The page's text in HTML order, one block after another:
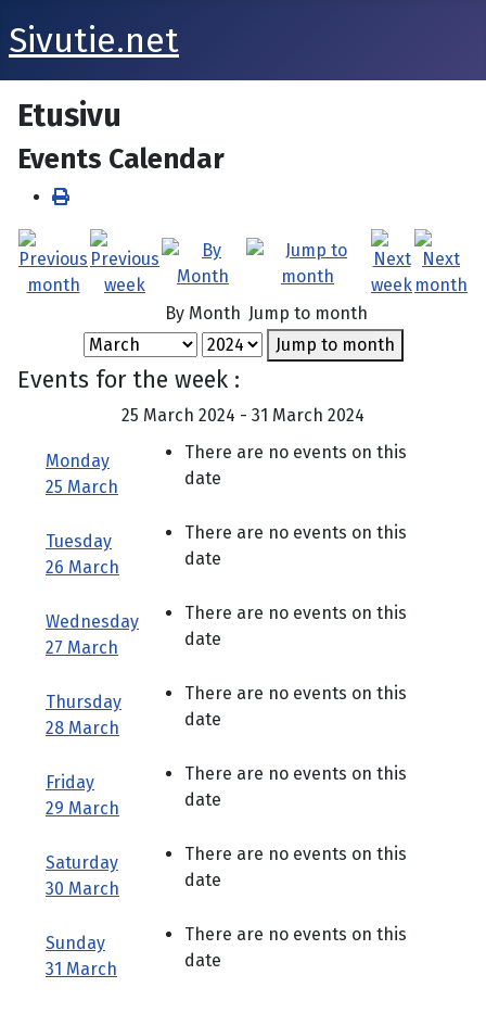
Sivutie.net
Etusivu
Events Calendar
By Month Jump to month
Jump to month
Events for the week :
25 March 2024 - 31 March 2024
Monday
25 March
There are no events on this
date
Tuesday
26 March
There are no events on this
date
Wednesday
27 March
There are no events on this
date
Thursday
28 March
There are no events on this
date
Friday
29 March
There are no events on this
date
Saturday
30 March
There are no events on this
date
Sunday
31 March
There are no events on this
date